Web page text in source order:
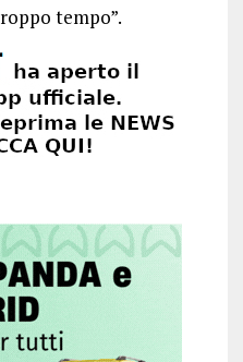
tempo”.